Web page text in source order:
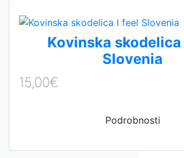
Kovinska skodelica
Slovenia
15,00€
Podrobnosti